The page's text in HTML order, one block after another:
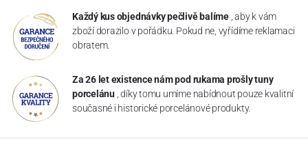
Každý kus objednávky pečlivě balíme , aby k vám
zboží dorazilo v pořádku. Pokud ne, vyřídíme reklamaci
obratem.
Za 26 let existence nám pod rukama prošly tuny
porcelánu , díky tomu umíme nabídnout pouze kvalitní
současné i historické porcelánové produkty.